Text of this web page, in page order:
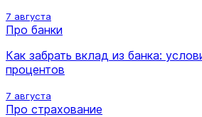
7 августа
Про банки
Как забрать вклад из банка:
процентов
7 августа
Про страхование